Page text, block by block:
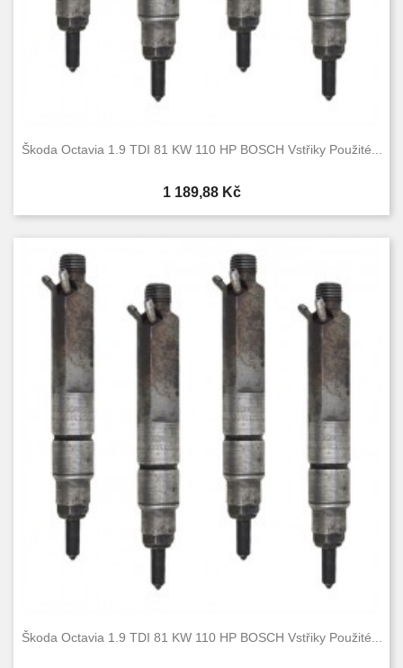
Škoda Octavia 1.9 TDI 81 KW 110 HP BOSCH Vstřiky Použité...
Cena
1 189,88 Kč
Škoda Octavia 1.9 TDI 81 KW 110 HP BOSCH Vstřiky Použité...